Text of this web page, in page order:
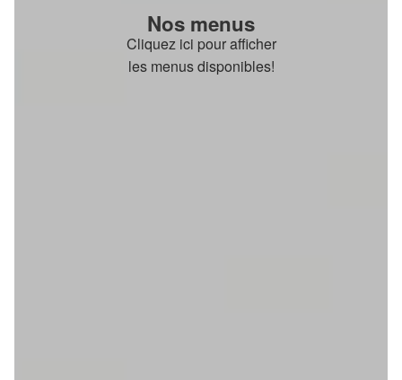
Nos menus
Cliquez ici pour afficher
les menus disponibles!